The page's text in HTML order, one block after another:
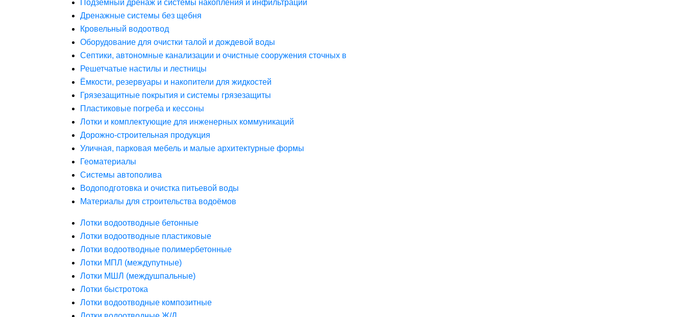
Подземный дренаж и системы накопления и инфильтрации
Дренажные системы без щебня
Кровельный водоотвод
Оборудование для очистки талой и дождевой воды
Септики, автономные канализации и очистные сооружения сточных в
Решетчатые настилы и лестницы
Ёмкости, резервуары и накопители для жидкостей
Грязезащитные покрытия и системы грязезащиты
Пластиковые погреба и кессоны
Лотки и комплектующие для инженерных коммуникаций
Дорожно-строительная продукция
Уличная, парковая мебель и малые архитектурные формы
Геоматериалы
Системы автополива
Водоподготовка и очистка питьевой воды
Материалы для строительства водоёмов
Лотки водоотводные бетонные
Лотки водоотводные пластиковые
Лотки водоотводные полимербетонные
Лотки МПЛ (междупутные)
Лотки МШЛ (междушпальные)
Лотки быстротока
Лотки водоотводные композитные